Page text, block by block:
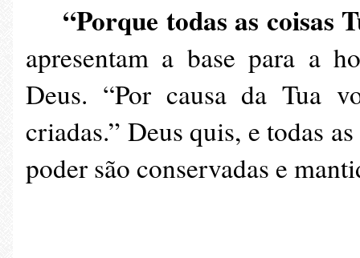
“Porque todas as coisas
apresentam a base para a
Deus. “Por causa da Tua
criadas.” Deus quis, e todas
poder são conservadas e